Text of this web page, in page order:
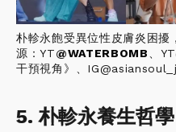
朴軫永飽受異位性皮膚炎困
源：YT@WATERBOMB 、
干預視角》、
5. 朴軫永養生哲